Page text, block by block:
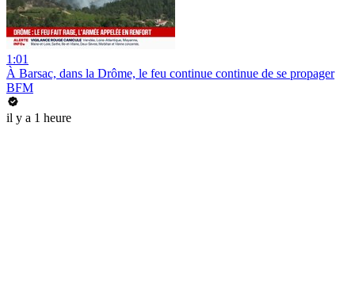
1:01
À Barsac, dans la Drôme, le feu continue continue de se propager
BFM
il y a 1 heure